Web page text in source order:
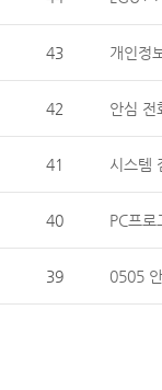
43 개인정
42 안심 전
41 시스템
40 PC프
39 0505